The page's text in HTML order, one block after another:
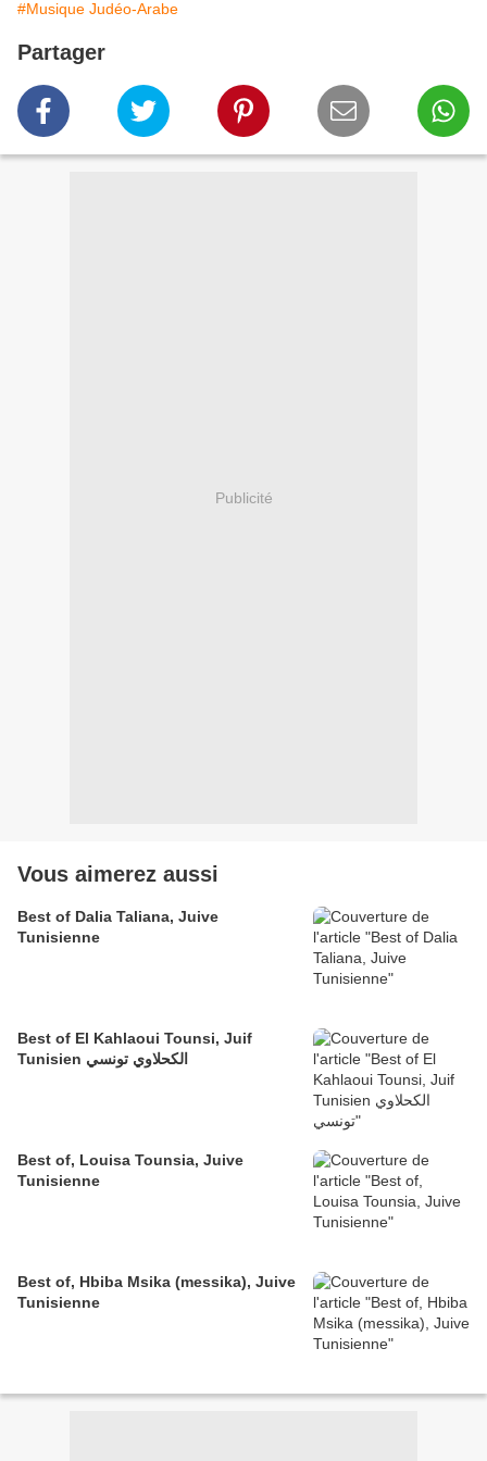
#Musique Judéo-Arabe
Partager
Publicité
Vous aimerez aussi
Best of Dalia Taliana, Juive
Tunisienne
Best of El Kahlaoui Tounsi, Juif
Tunisien الكحلاوي تونسي
Best of, Louisa Tounsia, Juive
Tunisienne
Best of, Hbiba Msika (messika), Juive
Tunisienne